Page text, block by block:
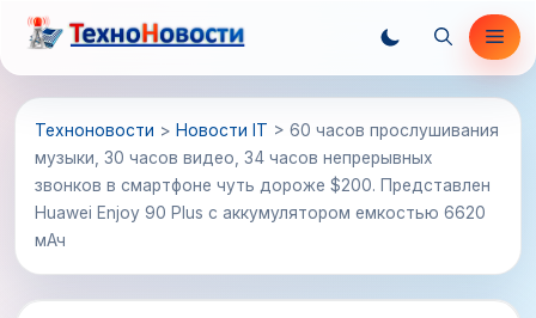
Перейти
содержимому
Техноновости > Новости IT > 60 часов прослушивания
музыки, 30 часов видео, 34 часов непрерывных
звонков в смартфоне чуть дороже $200. Представлен
Huawei Enjoy 90 Plus с аккумулятором емкостью 6620
мАч